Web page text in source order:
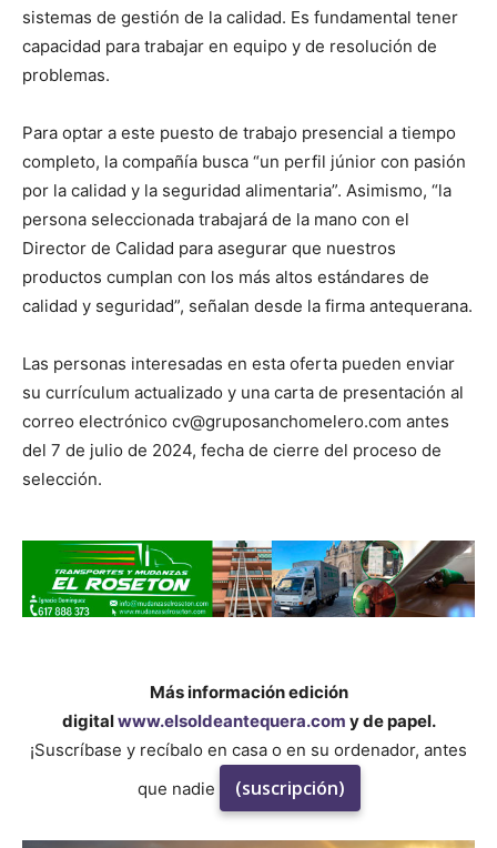
sistemas de gestión de la calidad. Es fundamental tener
capacidad para trabajar en equipo y de resolución de
problemas.
Para optar a este puesto de trabajo presencial a tiempo
completo, la compañía busca “un perfil júnior con pasión
por la calidad y la seguridad alimentaria”. Asimismo, “la
persona seleccionada trabajará de la mano con el
Director de Calidad para asegurar que nuestros
productos cumplan con los más altos estándares de
calidad y seguridad”, señalan desde la firma antequerana.
Las personas interesadas en esta oferta pueden enviar
su currículum actualizado y una carta de presentación al
correo electrónico cv@gruposanchomelero.com antes
del 7 de julio de 2024, fecha de cierre del proceso de
selección.
Más información edición
digitalwww.elsoldeantequera.com y de papel.
¡Suscríbase y recíbalo en casa o en su ordenador, antes
que nadie
(suscripción)